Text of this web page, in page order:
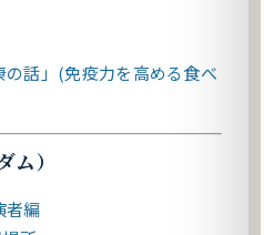
の話」(免疫力を高める食べ
）
者編